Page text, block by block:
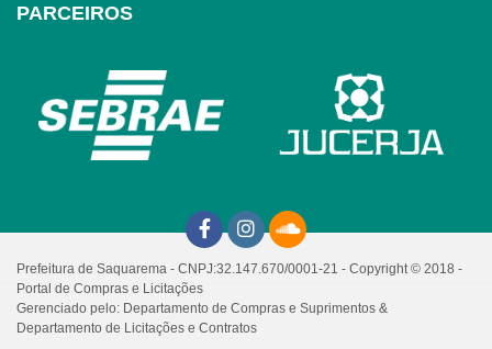
PARCEIROS
Prefeitura de Saquarema - CNPJ:32.147.670/0001-21 - Copyright © 2018 -
Portal de Compras e Licitações
Gerenciado pelo: Departamento de Compras e Suprimentos &
Departamento de Licitações e Contratos